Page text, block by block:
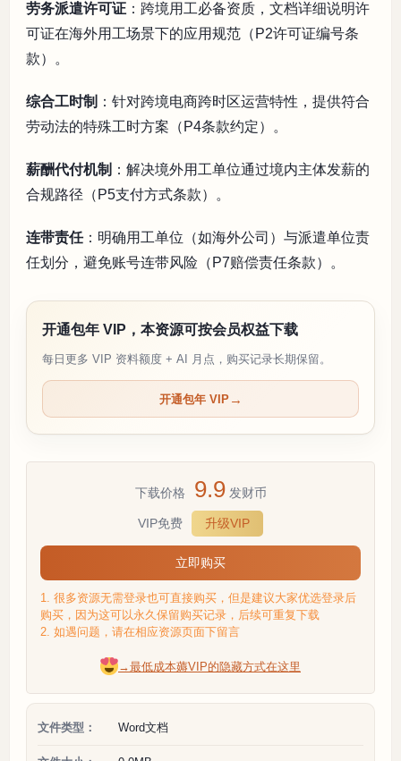
劳务派遣许可证 ：跨境用工必备资质，文档详细说明许
可证在海外用工场景下的应用规范（P2许可证编号条
款）。
综合工时制 ：针对跨境电商跨时区运营特性，提供符合
劳动法的特殊工时方案（P4条款约定）。
薪酬代付机制 ：解决境外用工单位通过境内主体发薪的
合规路径（P5支付方式条款）。
连带责任：明确用工单位（如海外公司）与派遣单位责
任划分，避免账号连带风险（P7赔偿责任条款）。
开通包年 VIP，本资源可按会员权益下载
每日更多 VIP 资料额度 + AI 月点，购买记录长期保留。
开通包年 VIP
下载价格 9.9发财币
VIP免费 升级VIP
立即购买
1. 很多资源无需登录也可直接购买，但是建议大家优选登录后
购买，因为这可以永久保留购买记录，后续可重复下载
2. 如遇问题，请在相应资源页面下留言
→最低成本薅VIP的隐藏方式在这里
文件类型： Word文档